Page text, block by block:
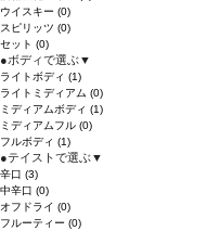
ウイスキー (0)
スピリッツ (0)
セット (0)
●ボディで選ぶ▼
ライトボディ (1)
ライトミディアム (0)
ミディアムボディ (1)
ミディアムフル (0)
フルボディ (1)
●テイストで選ぶ▼
辛口 (3)
中辛口 (0)
オフドライ (0)
フルーティー (0)